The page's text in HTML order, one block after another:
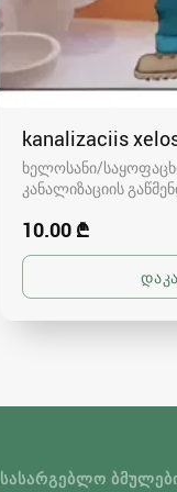
kanalizaciis
ხელოსანი/
კანალიზაციის
10.00 ₾
ᲡᲐᲡᲐᲠᲒᲔᲑᲚᲝ